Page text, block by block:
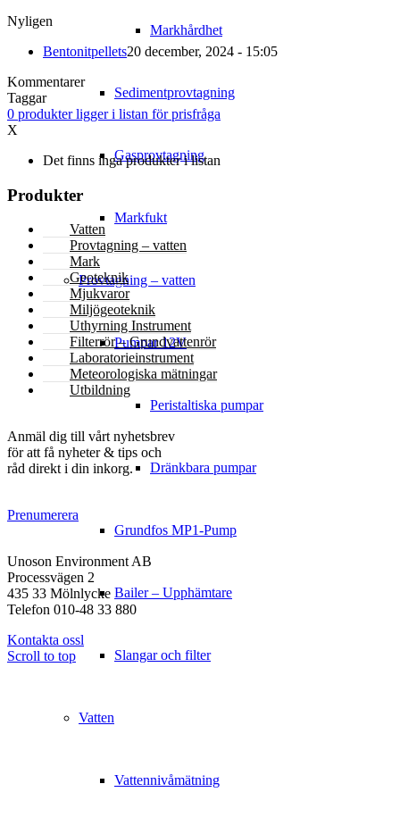
Markhårdhet
Sedimentprovtagning
Gasprovtagning
Markfukt
Provtagning – vatten
Pumpar 12V
Peristaltiska pumpar
Dränkbara pumpar
Grundfos MP1-Pump
Bailer – Upphämtare
Slangar och filter
Vatten
Vattennivåmätning
Nyligen
Bentonitpellets20 december, 2024 - 15:05
Kommentarer
Taggar
0 produkterligger i listan för prisfråga
X
Det finns inga produkter i listan
Produkter
Vatten
Provtagning – vatten
Mark
Geoteknik
Mjukvaror
Miljögeoteknik
Uthyrning Instrument
Filterrör – Grundvattenrör
Laboratorieinstrument
Meteorologiska mätningar
Utbildning
Anmäl dig till vårt nyhetsbrev
för att få nyheter & tips och
råd direkt i din inkorg.
Prenumerera
Unoson Environment AB
Processvägen 2
435 33 Mölnlycke
Telefon 010-48 33 880
Kontakta ossl
Scroll to top